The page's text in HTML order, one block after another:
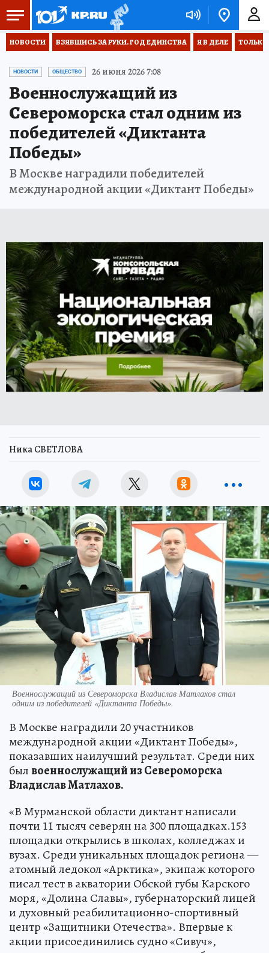
НОВОСТИ ВЗЯВШИСЬ ЗА РУКИ. ГОД ЕДИНСТВА Я В ДЕЛЕ ТОЛЬКО
НОВОСТИ ОБЩЕСТВО 26 июня 2026 7:08
Военнослужащий из
Североморска стал одним из
победителей «Диктанта
Победы»
В Москве наградили победителей
международной акции «Диктант Победы»
Ника СВЕТЛОВА
Военнослужащий из Североморска Владислав Матлахов стал
одним из победителей «Диктанта Победы».
В Москве наградили 20 участников
международной акции «Диктант Победы»,
показавших наилучший результат. Среди них
былвоеннослужащий из Североморска
Владислав Матлахов.
«В Мурманской области диктант написали
почти 11 тысяч северян на 300 площадках.153
площадки открылись в школах, колледжах и
вузах. Среди уникальных площадок региона —
атомный ледокол «Арктика», экипаж которого
писал тест в акватории Обской губы Карского
моря, «Долина Славы», губернаторский лицей
и духовный реабилитационно-спортивный
центр «Защитники Отечества». Впервые к
акции присоединились судно «Сивуч»,